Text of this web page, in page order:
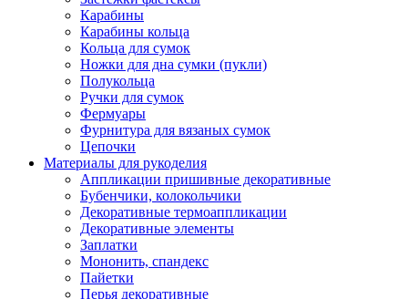
Карабины
Карабины кольца
Кольца для сумок
Ножки для дна сумки (пукли)
Полукольца
Ручки для сумок
Фермуары
Фурнитура для вязаных сумок
Цепочки
Материалы для рукоделия
Аппликации пришивные декоративные
Бубенчики, колокольчики
Декоративные термоаппликации
Декоративные элементы
Заплатки
Мононить, спандекс
Пайетки
Перья декоративные